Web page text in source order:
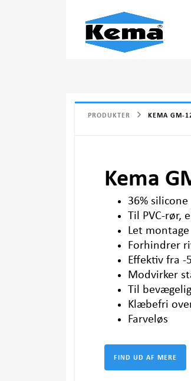
PRODUKTER KEMA GM-
Kema
36% silicone
Til PVC-rør,
Let montage
Forhindrer
Effektiv fra -
Modvirker
Til
Klæbefri
Farveløs